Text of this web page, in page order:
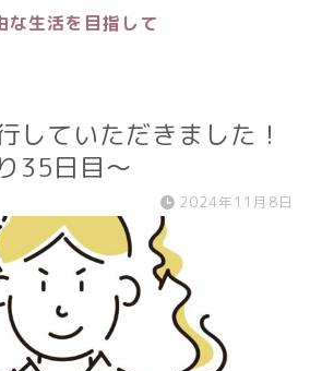
な生活を目指して
していただきました！
35日目〜
2024年11月8日